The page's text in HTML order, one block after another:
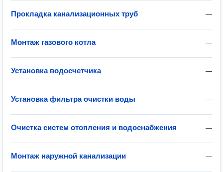
—
Прокладка канализационных труб
—
Монтаж газового котла
—
Установка водосчетчика
—
Установка фильтра очистки воды
—
Очистка систем отопления и водоснабжения
—
Монтаж наружной канализации